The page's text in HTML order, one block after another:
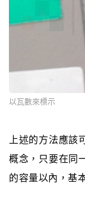
以瓦數來標示
上述的方法應該
概念，只要在同
的容量以內，基